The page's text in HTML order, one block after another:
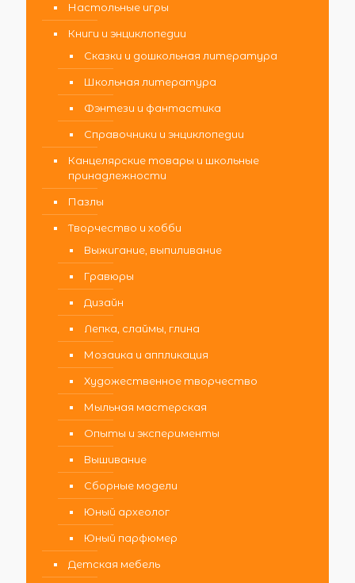
Настольные игры
Книги и энциклопедии
Сказки и дошкольная литература
Школьная литература
Фэнтези и фантастика
Справочники и энциклопедии
Канцелярские товары и школьные
принадлежности
Пазлы
Творчество и хобби
Выжигание, выпиливание
Гравюры
Дизайн
Лепка, слаймы, глина
Мозаика и аппликация
Художественное творчество
Мыльная мастерская
Опыты и эксперименты
Вышивание
Сборные модели
Юный археолог
Юный парфюмер
Детская мебель